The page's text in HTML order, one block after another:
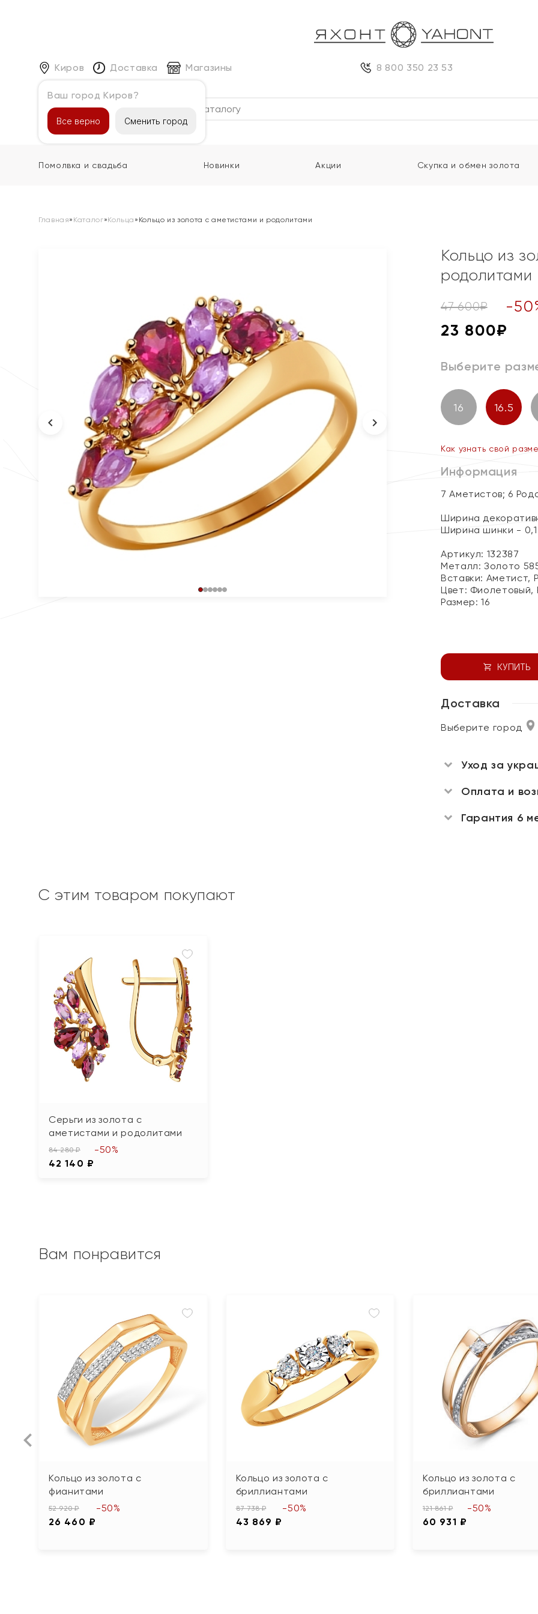
Киров
Ваш город Киров?
Все верно Сменить город
Доставка Магазины 8 800 350 23 53
Каталог
Помолвка и свадьба Новинки Акции Скупка и обмен золота
Главная» Каталог»Кольца » Кольцо из золота с аметистами и родолитами
Кольцо из
родолитами
47 600₽ -50
23 800₽
Выберите
16 16.5
Как узнать свой
Информация
7 Аметистов; 6
Ширина
Ширина шинки -
Артикул: 132387
Металл:Золото
Вставки: Аметист,
Цвет: Фиолетовый,
Размер:16
КУПИТЬ
Доставка
Выберите город
Уход за
Оплата и
Гарантия 6
С этим товаром покупают
Серьги из золота с
аметистами и родолитами
84 280 ₽
42 140 ₽
-50%
Вам понравится
Кольцо из золота с
фианитами
52 920 ₽
26 460 ₽
-50%
Кольцо из золота с
бриллиантами
87 738 ₽
43 869 ₽
-50%
Кольцо из золота с
бриллиантами
121 861 ₽
60 931 ₽
-50%